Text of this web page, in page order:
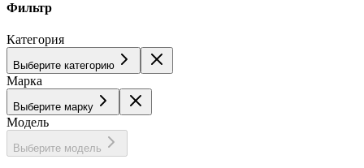
Фильтр
Категория
Выберите категорию
Марка
Выберите марку
Модель
Выберите модель